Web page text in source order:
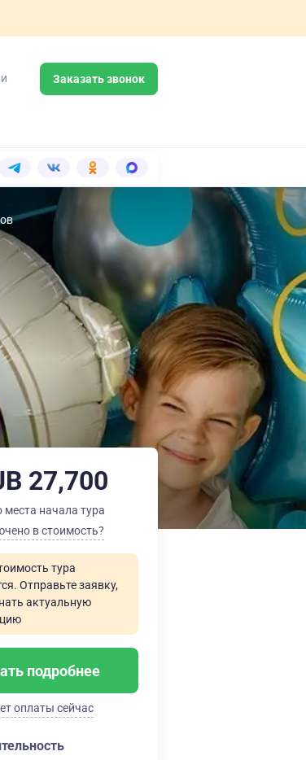
Заказать звонок
27,700
места начала тура
в стоимость?
тура
Отправьте заявку,
актуальную
подробнее
оплаты сейчас